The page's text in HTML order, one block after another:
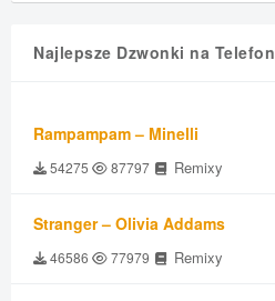
Najlepsze Dzwonki na Telefon
Rampampam – Minelli
54275 87797 Remixy
Stranger – Olivia Addams
46586 77979 Remixy